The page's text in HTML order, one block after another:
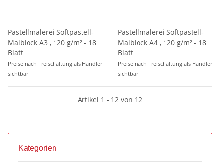
Pastellmalerei Softpastell-
Malblock A3 , 120 g/m² - 18
Blatt
Preise nach Freischaltung als Händler
sichtbar
Pastellmalerei Softpastell-
Malblock A4 , 120 g/m² - 18
Blatt
Preise nach Freischaltung als Händler
sichtbar
Artikel 1 - 12 von 12
Kategorien